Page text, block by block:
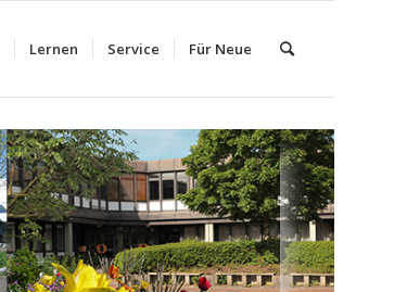
Lernen Service Für Neue